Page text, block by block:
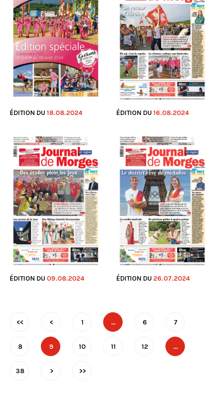
ÉDITION DU 18.08.2024 ÉDITION DU 16.08.2024
ÉDITION DU 09.08.2024 ÉDITION DU 26.07.2024
<< < 1 … 6 7
8 9 10 11 12 …
38 > >>